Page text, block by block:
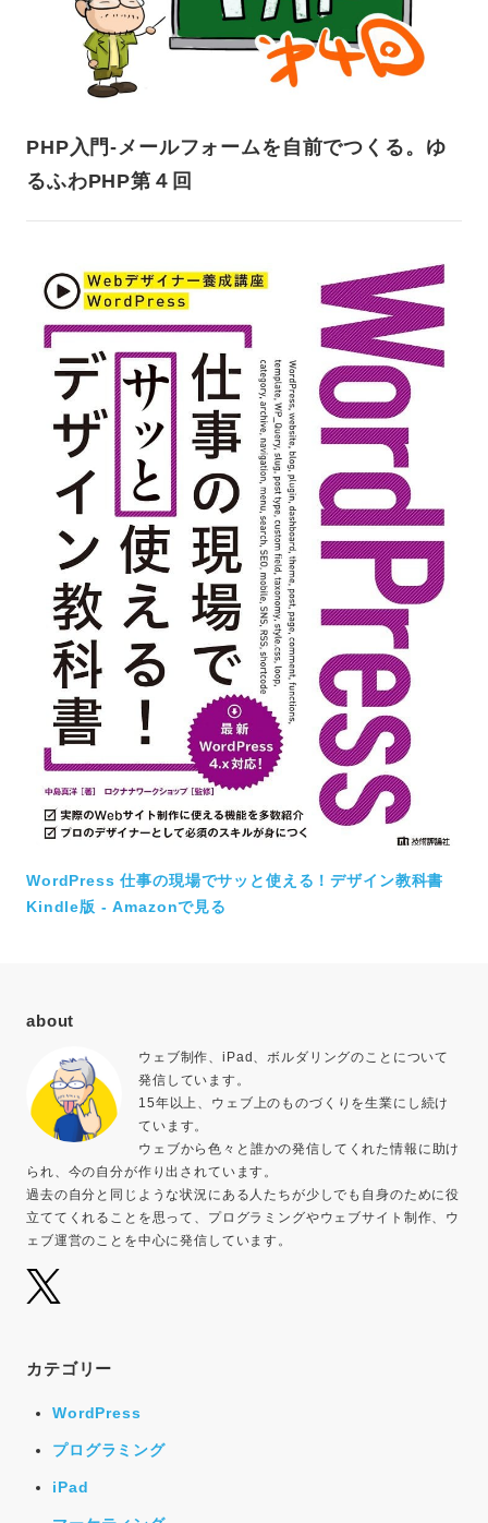
PHP入門-メールフォームを自前でつくる。ゆ
るふわPHP第４回
WordPress 仕事の現場でサッと使える！デザイン教科書
Kindle版 - Amazonで見る
about
ウェブ制作、iPad、ボルダリングのことについて
発信しています。
15年以上、ウェブ上のものづくりを生業にし続け
ています。
ウェブから色々と誰かの発信してくれた情報に助け
られ、今の自分が作り出されています。
過去の自分と同じような状況にある人たちが少しでも自身のために役
立ててくれることを思って、プログラミングやウェブサイト制作、ウ
ェブ運営のことを中心に発信しています。
カテゴリー
WordPress
プログラミング
iPad